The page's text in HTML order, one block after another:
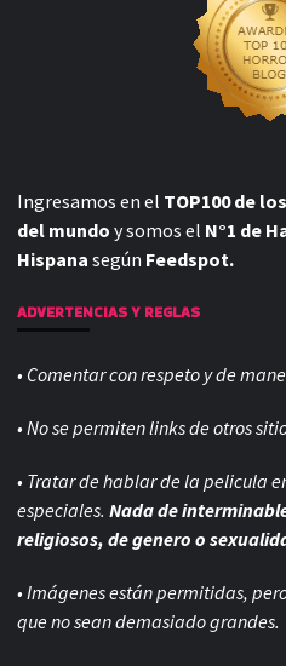
Ingresamos en el TOP100 de
del mundo y somos el N°1 de
Hispana según Feedspot.
ADVERTENCIAS Y REGLAS
• Comentar con respeto y de
• No se permiten links de otros
• Tratar de hablar de la pelicula
especiales. Nada de
religiosos, de genero o
• Imágenes están permitidas,
que no sean demasiado grandes.